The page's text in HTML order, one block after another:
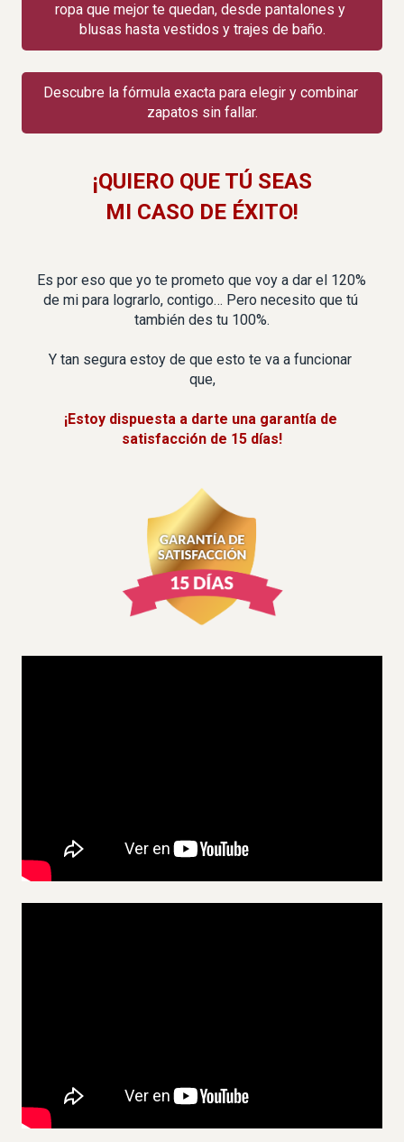
ropa que mejor te quedan, desde pantalones y
blusas hasta vestidos y trajes de baño.
Descubre la fórmula exacta para elegir y combinar
zapatos sin fallar.
¡QUIERO QUE TÚ SEAS
MI CASO DE ÉXITO!
Es por eso que yo te prometo que voy a dar el 120%
de mi para lograrlo, contigo… Pero necesito que tú
también des tu 100%.
Y tan segura estoy de que esto te va a funcionar
que,
¡Estoy dispuesta a darte una garantía de
satisfacción de 15 días!